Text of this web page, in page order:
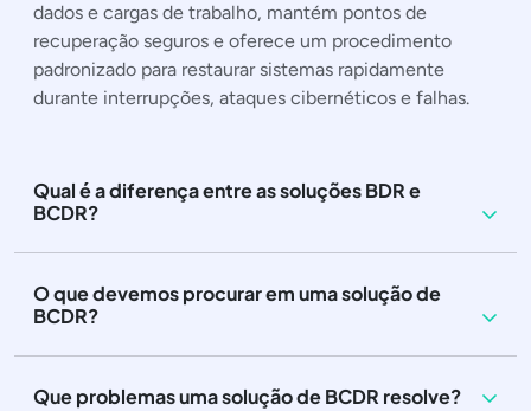
dados e cargas de trabalho, mantém pontos de
recuperação seguros e oferece um procedimento
padronizado para restaurar sistemas rapidamente
durante interrupções, ataques cibernéticos e falhas.
Qual é a diferença entre as soluções BDR e
BCDR?
O que devemos procurar em uma solução de
BCDR?
Que problemas uma solução de BCDR resolve?